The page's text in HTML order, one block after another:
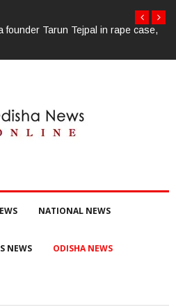
ଶିବିର, ୯୩ ୟୁନିଟ୍ ସଂଗୃହିତ;ଜୀବନ ପାଇଁ
ଚଳିତ ବର୍ଷ ଶିବିର ମଧ୍ୟରେ ରେକର୍ଡ଼
NATIONAL NEWS
NEWS ODISHA NEWS